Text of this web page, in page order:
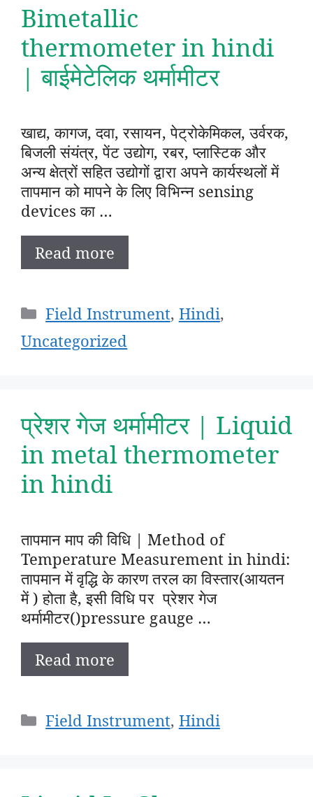
Bimetallic
thermometer in hindi
| बाईमेटेलिक थर्मामीटर
खाद्य, कागज, दवा, रसायन, पेट्रोकेमिकल, उर्वरक,
बिजली संयंत्र, पेंट उद्योग, रबर, प्लास्टिक और
अन्य क्षेत्रों सहित उद्योगों द्वारा अपने कार्यस्थलों में
तापमान को मापने के लिए विभिन्न sensing
devices का …
Read more
Categories
Field Instrument, Hindi,
Uncategorized
प्रेशर गेज थर्मामीटर | Liquid
in metal thermometer
in hindi
तापमान माप की विधि | Method of
Temperature Measurement in hindi:
तापमान में वृद्धि के कारण तरल का विस्तार(आयतन
में ) होता है, इसी विधि पर प्रेशर गेज
थर्मामीटर()pressure gauge …
Read more
Categories
Field Instrument, Hindi